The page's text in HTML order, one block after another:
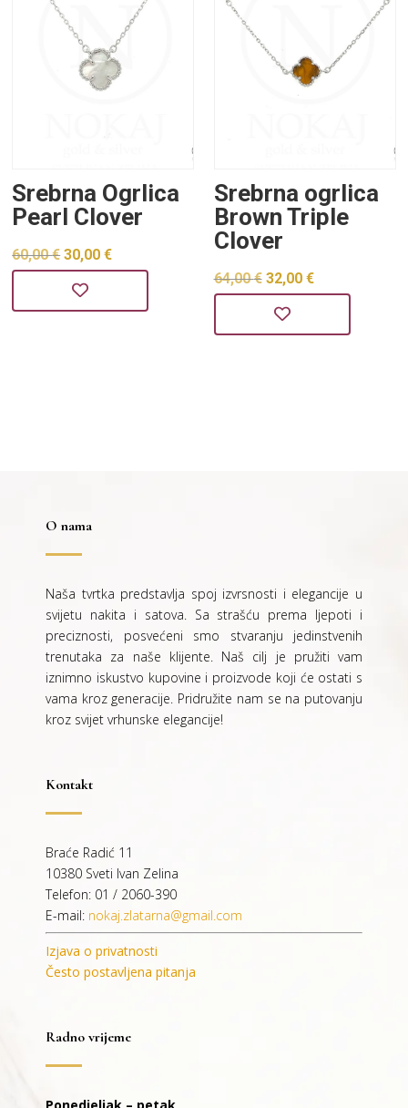
Srebrna Ogrlica
Pearl Clover
60,00€ Izvorna
cijena
bila
30,00€
je:
Srebrna ogrlica
Brown Triple
Clover
64,00€ Izvorna
cijena
bila
32,00 €
je:
O nama
Naša tvrtka predstavlja spoj izvrsnosti i elegancije u
svijetu nakita i satova. Sa strašću prema ljepoti i
preciznosti, posvećeni smo stvaranju jedinstvenih
trenutaka za naše klijente. Naš cilj je pružiti vam
iznimno iskustvo kupovine i proizvode koji će ostati s
vama kroz generacije. Pridružite nam se na putovanju
kroz svijet vrhunske elegancije!
Kontakt
Braće Radić 11
10380 Sveti Ivan Zelina
Telefon: 01 / 2060-390
E-mail: nokaj.zlatarna@gmail.com
Izjava o privatnosti
Često postavljena pitanja
Radno vrijeme